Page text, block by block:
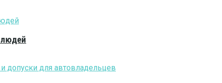
людей